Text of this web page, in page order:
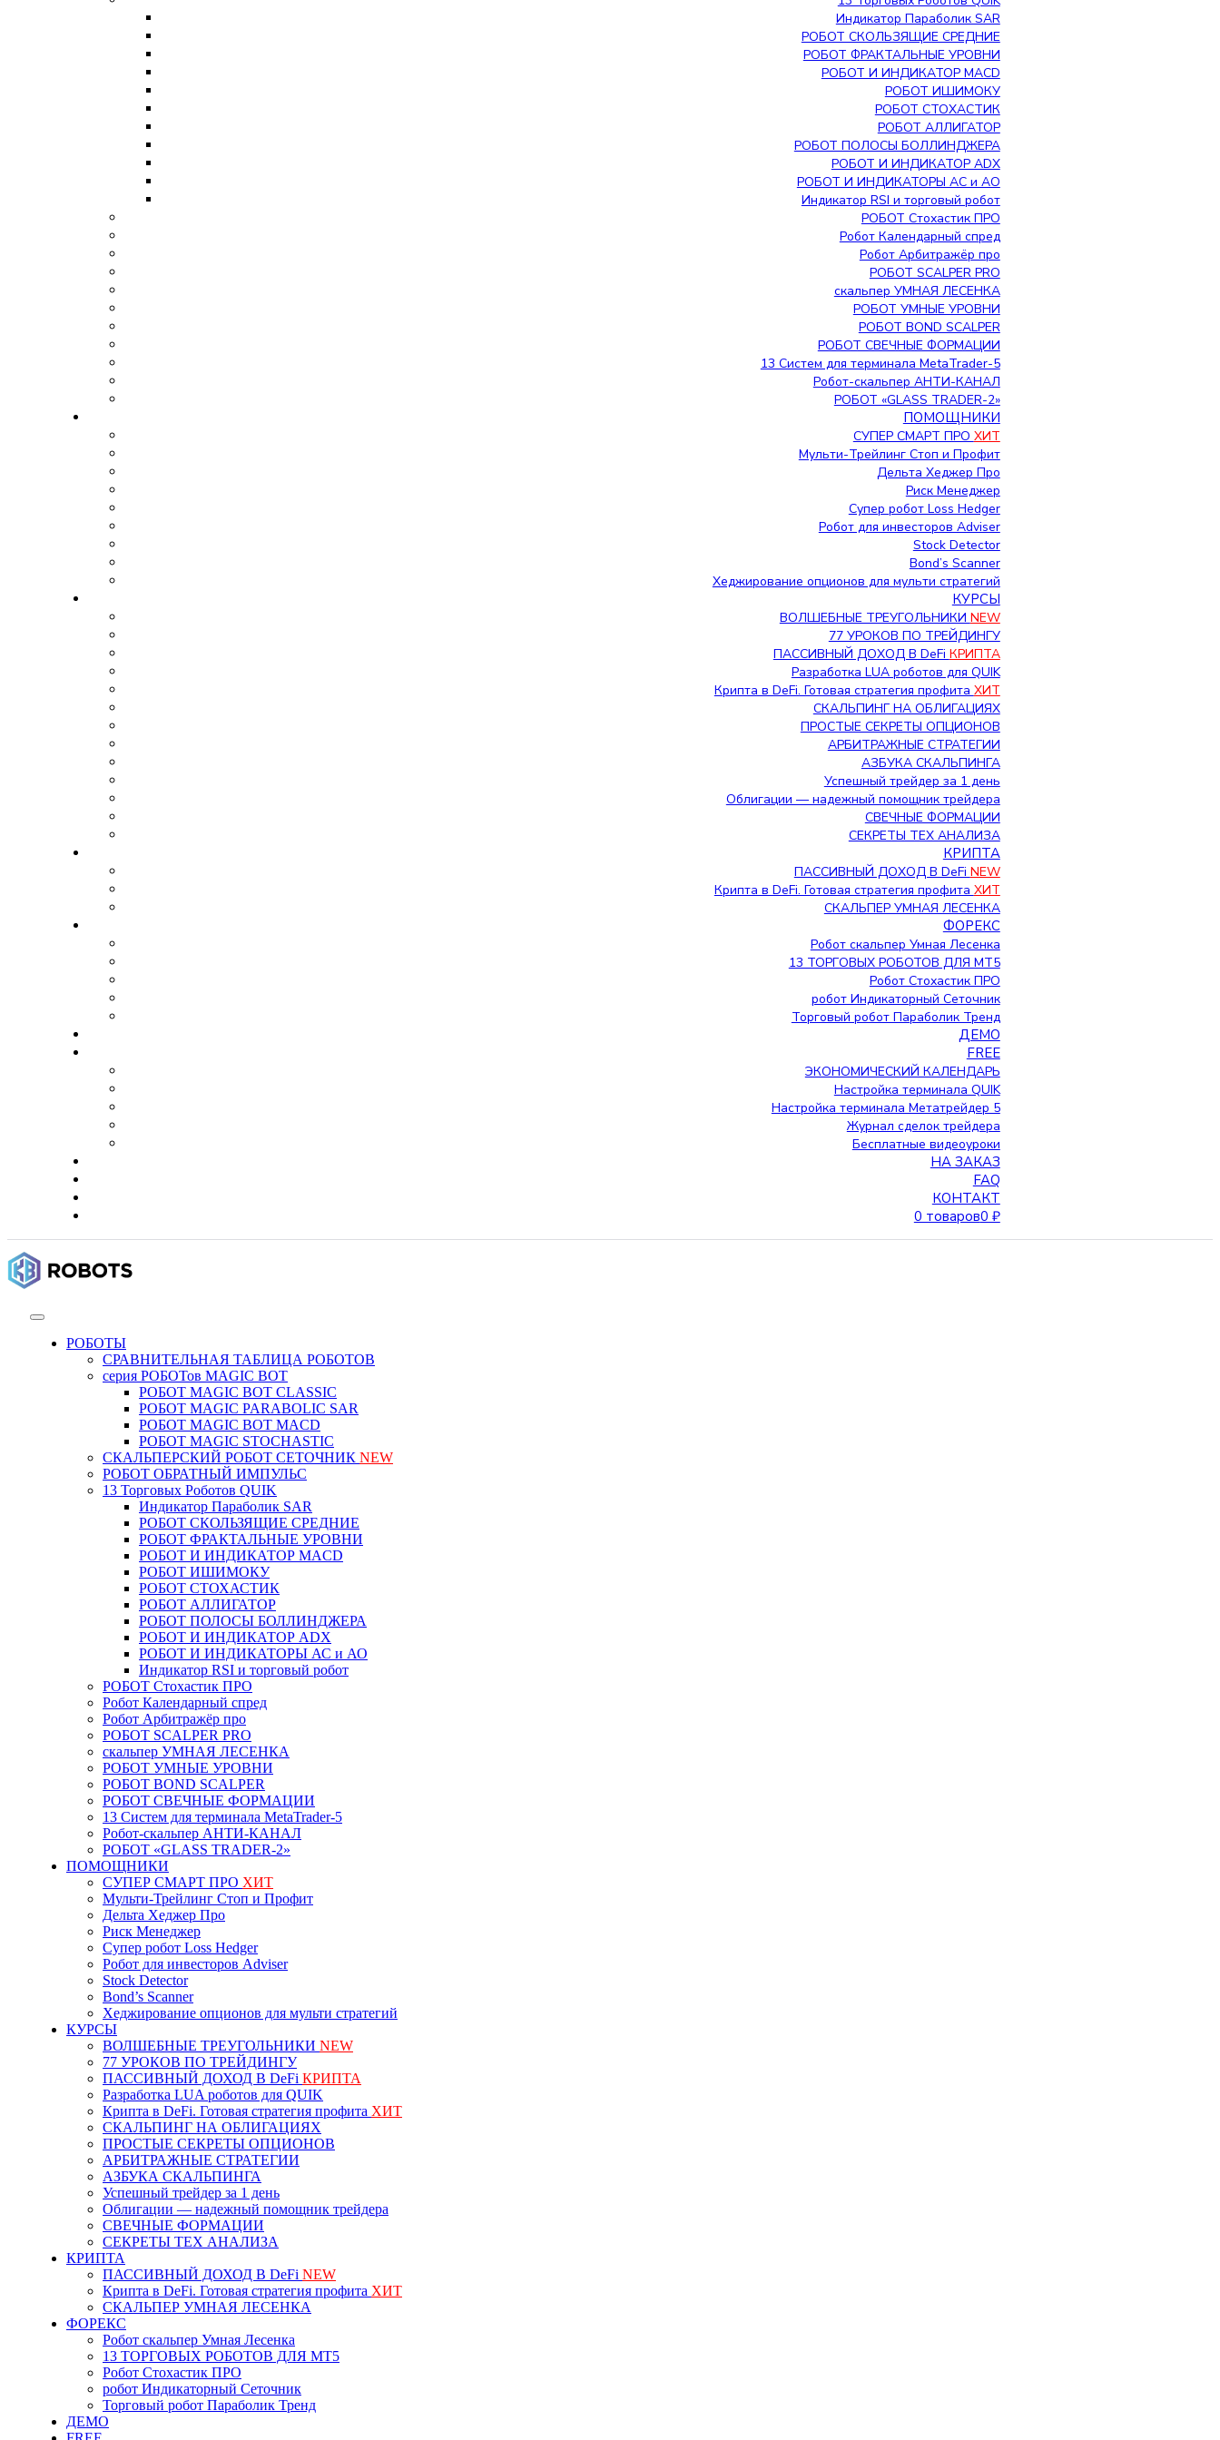
Индикатор Параболик SAR
РОБОТ СКОЛЬЗЯЩИЕ СРЕДНИЕ
РОБОТ ФРАКТАЛЬНЫЕ УРОВНИ
РОБОТ И ИНДИКАТОР MACD
РОБОТ ИШИМОКУ
РОБОТ СТОХАСТИК
РОБОТ АЛЛИГАТОР
РОБОТ ПОЛОСЫ БОЛЛИНДЖЕРА
РОБОТ И ИНДИКАТОР ADX
РОБОТ И ИНДИКАТОРЫ АС и АО
Индикатор RSI и торговый робот
РОБОТ Стохастик ПРО
Робот Календарный спред
Робот Арбитражёр про
РОБОТ SCALPER PRO
скальпер УМНАЯ ЛЕСЕНКА
РОБОТ УМНЫЕ УРОВНИ
РОБОТ BOND SCALPER
РОБОТ СВЕЧНЫЕ ФОРМАЦИИ
13 Систем для терминала MetaTrader-5
Робот-скальпер АНТИ-КАНАЛ
РОБОТ «GLASS TRADER-2»
ПОМОЩНИКИ
СУПЕР СМАРТ ПРО ХИТ
Мульти-Трейлинг Стоп и Профит
Дельта Хеджер Про
Риск Менеджер
Супер робот Loss Hedger
Робот для инвесторов Adviser
Stock Detector
Bond’s Scanner
Хеджирование опционов для мульти стратегий
КУРСЫ
ВОЛШЕБНЫЕ ТРЕУГОЛЬНИКИ NEW
77 УРОКОВ ПО ТРЕЙДИНГУ
ПАССИВНЫЙ ДОХОД В DeFi КРИПТА
Разработка LUA роботов для QUIK
Крипта в DeFi. Готовая стратегия профита ХИТ
СКАЛЬПИНГ НА ОБЛИГАЦИЯХ
ПРОСТЫЕ СЕКРЕТЫ ОПЦИОНОВ
АРБИТРАЖНЫЕ СТРАТЕГИИ
АЗБУКА СКАЛЬПИНГА
Успешный трейдер за 1 день
Облигации — надежный помощник трейдера
СВЕЧНЫЕ ФОРМАЦИИ
СЕКРЕТЫ ТЕХ АНАЛИЗА
КРИПТА
ПАССИВНЫЙ ДОХОД В DeFi NEW
Крипта в DeFi. Готовая стратегия профита ХИТ
СКАЛЬПЕР УМНАЯ ЛЕСЕНКА
ФОРЕКС
Робот скальпер Умная Лесенка
13 ТОРГОВЫХ РОБОТОВ ДЛЯ МТ5
Робот Стохастик ПРО
робот Индикаторный Сеточник
Торговый робот Параболик Тренд
ДЕМО
FREE
ЭКОНОМИЧЕСКИЙ КАЛЕНДАРЬ
Настройка терминала QUIK
Настройка терминала Метатрейдер 5
Журнал сделок трейдера
Бесплатные видеоуроки
НА ЗАКАЗ
FAQ
КОНТАКТ
0 товаров0 ₽
РОБОТЫ
СРАВНИТЕЛЬНАЯ ТАБЛИЦА РОБОТОВ
серия РОБОТов MAGIC BOT
РОБОТ MAGIC BOT CLASSIC
РОБОТ MAGIC PARABOLIC SAR
РОБОТ MAGIC BOT MACD
РОБОТ MAGIC STOCHASTIC
СКАЛЬПЕРСКИЙ РОБОТ СЕТОЧНИК NEW
РОБОТ ОБРАТНЫЙ ИМПУЛЬС
13 Торговых Роботов QUIK
Индикатор Параболик SAR
РОБОТ СКОЛЬЗЯЩИЕ СРЕДНИЕ
РОБОТ ФРАКТАЛЬНЫЕ УРОВНИ
РОБОТ И ИНДИКАТОР MACD
РОБОТ ИШИМОКУ
РОБОТ СТОХАСТИК
РОБОТ АЛЛИГАТОР
РОБОТ ПОЛОСЫ БОЛЛИНДЖЕРА
РОБОТ И ИНДИКАТОР ADX
РОБОТ И ИНДИКАТОРЫ АС и АО
Индикатор RSI и торговый робот
РОБОТ Стохастик ПРО
Робот Календарный спред
Робот Арбитражёр про
РОБОТ SCALPER PRO
скальпер УМНАЯ ЛЕСЕНКА
РОБОТ УМНЫЕ УРОВНИ
РОБОТ BOND SCALPER
РОБОТ СВЕЧНЫЕ ФОРМАЦИИ
13 Систем для терминала MetaTrader-5
Робот-скальпер АНТИ-КАНАЛ
РОБОТ «GLASS TRADER-2»
ПОМОЩНИКИ
СУПЕР СМАРТ ПРО ХИТ
Мульти-Трейлинг Стоп и Профит
Дельта Хеджер Про
Риск Менеджер
Супер робот Loss Hedger
Робот для инвесторов Adviser
Stock Detector
Bond’s Scanner
Хеджирование опционов для мульти стратегий
КУРСЫ
ВОЛШЕБНЫЕ ТРЕУГОЛЬНИКИ NEW
77 УРОКОВ ПО ТРЕЙДИНГУ
ПАССИВНЫЙ ДОХОД В DeFi КРИПТА
Разработка LUA роботов для QUIK
Крипта в DeFi. Готовая стратегия профита ХИТ
СКАЛЬПИНГ НА ОБЛИГАЦИЯХ
ПРОСТЫЕ СЕКРЕТЫ ОПЦИОНОВ
АРБИТРАЖНЫЕ СТРАТЕГИИ
АЗБУКА СКАЛЬПИНГА
Успешный трейдер за 1 день
Облигации — надежный помощник трейдера
СВЕЧНЫЕ ФОРМАЦИИ
СЕКРЕТЫ ТЕХ АНАЛИЗА
КРИПТА
ПАССИВНЫЙ ДОХОД В DeFi NEW
Крипта в DeFi. Готовая стратегия профита ХИТ
СКАЛЬПЕР УМНАЯ ЛЕСЕНКА
ФОРЕКС
Робот скальпер Умная Лесенка
13 ТОРГОВЫХ РОБОТОВ ДЛЯ МТ5
Робот Стохастик ПРО
робот Индикаторный Сеточник
Торговый робот Параболик Тренд
ДЕМО